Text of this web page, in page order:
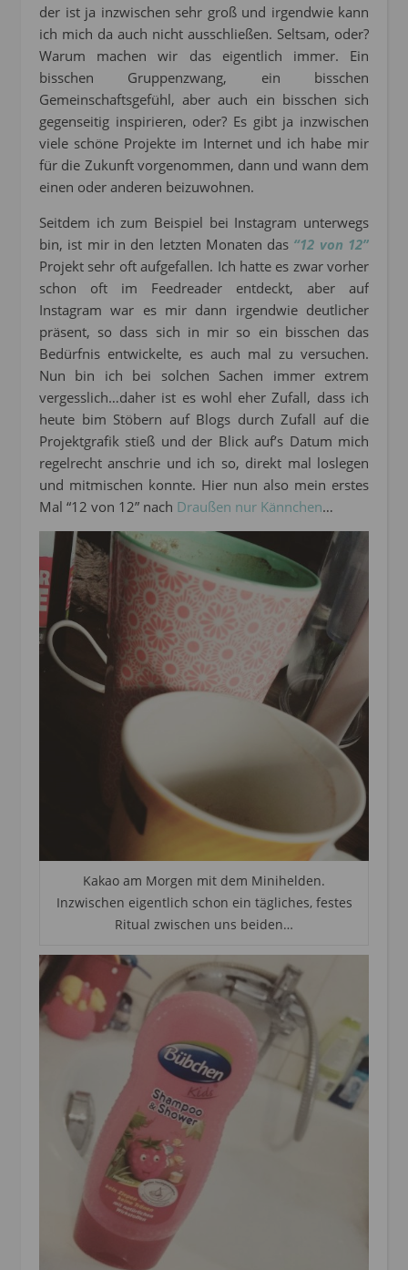
der ist ja inzwischen sehr groß und irgendwie kann
ich mich da auch nicht ausschließen. Seltsam, oder?
Warum machen wir das eigentlich immer. Ein
bisschen Gruppenzwang, ein bisschen
Gemeinschaftsgefühl, aber auch ein bisschen sich
gegenseitig inspirieren, oder? Es gibt ja inzwischen
viele schöne Projekte im Internet und ich habe mir
für die Zukunft vorgenommen, dann und wann dem
einen oder anderen beizuwohnen.
Seitdem ich zum Beispiel bei Instagram unterwegs
bin, ist mir in den letzten Monaten das “12 von 12”
Projekt sehr oft aufgefallen. Ich hatte es zwar vorher
schon oft im Feedreader entdeckt, aber auf
Instagram war es mir dann irgendwie deutlicher
präsent, so dass sich in mir so ein bisschen das
Bedürfnis entwickelte, es auch mal zu versuchen.
Nun bin ich bei solchen Sachen immer extrem
vergesslich…daher ist es wohl eher Zufall, dass ich
heute bim Stöbern auf Blogs durch Zufall auf die
Projektgrafik stieß und der Blick auf’s Datum mich
regelrecht anschrie und ich so, direkt mal loslegen
und mitmischen konnte. Hier nun also mein erstes
Mal “12 von 12” nach Draußen nur Kännchen…
Kakao am Morgen mit dem Minihelden.
Inzwischen eigentlich schon ein tägliches, festes
Ritual zwischen uns beiden…